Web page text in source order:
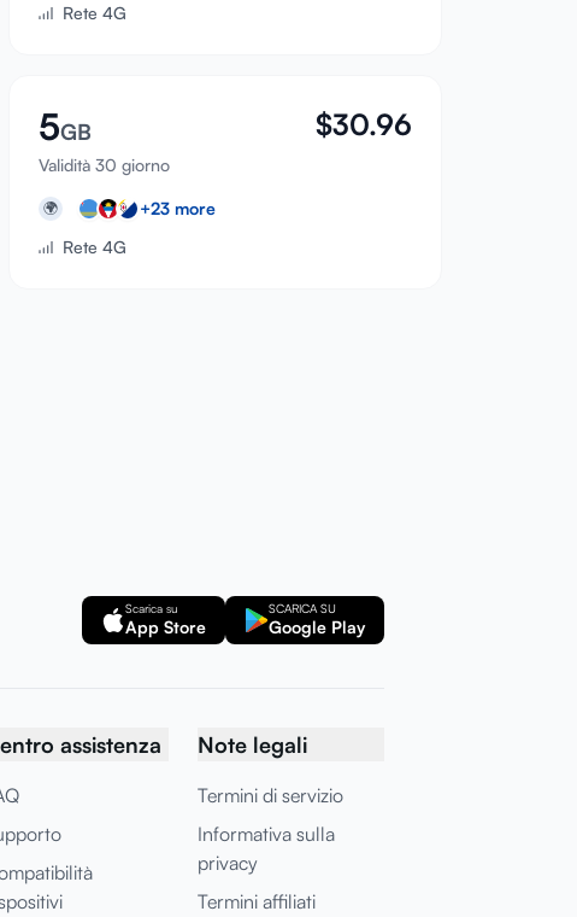
Rete 4G
5GB
Validità 30 giorno
$30.96
🌍 +23 more
Rete 4G
Scarica su
App Store
SCARICA SU
Google Play
assistenza Note legali
Termini di servizio
Informativa sulla
privacy
Termini affiliati